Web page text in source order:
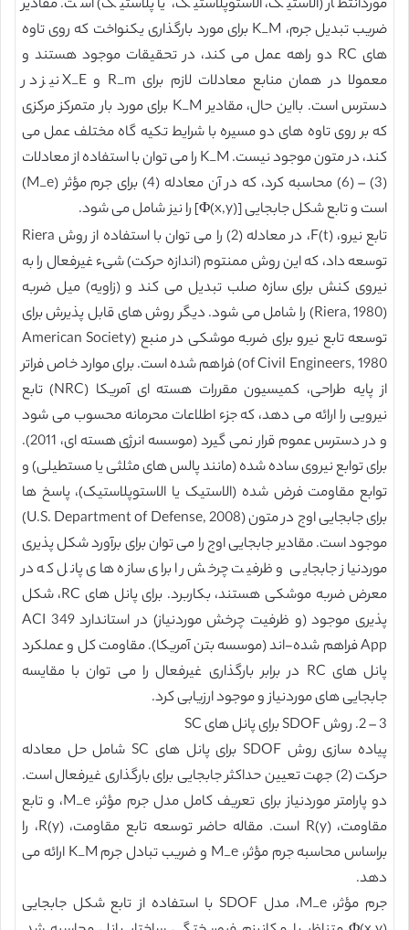
موردانتظار (الاستیک، الاستوپلاستیک، یا پلاستیک) است. مقادیر
ضریب تبدیل جرم، K_M برای مورد بارگذاری یکنواخت که روی تاوه
های RC دو راهه عمل می کند، در تحقیقات موجود هستند و
معمولا در همان منابع معادلات لازم برای R_m و X_E نیز در
دسترس است. بااین حال، مقادیر K_M برای مورد بار متمرکز مرکزی
که بر روی تاوه های دو مسیره با شرایط تکیه گاه مختلف عمل می
کند، در متون موجود نیست. K_M را می توان با استفاده از معادلات
(3) – (6) محاسبه کرد، که در آن معادله (4) برای جرم مؤثر (M_e)
است و تابع شکل جابجایی [Φ(x,y)] را نیز شامل می شود.
تابع نیرو، F(t)، در معادله (2) را می توان با استفاده از روش Riera
توسعه داد، که این روش ممنتوم (اندازه حرکت) شیء غیرفعال را به
نیروی کنش برای سازه صلب تبدیل می کند و (زاویه) میل ضربه
(Riera, 1980) را شامل می شود. دیگر روش های قابل پذیرش برای
توسعه تابع نیرو برای ضربه موشکی در منبع (American Society
of Civil Engineers, 1980) فراهم شده است. برای موارد خاص فراتر
از پایه طراحی، کمیسیون مقررات هسته ای آمریکا (NRC) تابع
نیرویی را ارائه می دهد، که جزء اطلاعات محرمانه محسوب می شود
و در دسترس عموم قرار نمی گیرد (موسسه انرژی هسته ای، 2011).
برای توابع نیروی ساده شده (مانند پالس های مثلثی یا مستطیلی) و
توابع مقاومت فرض شده (الاستیک یا الاستوپلاستیک)، پاسخ ها
برای جابجایی اوج در متون (U.S. Department of Defense, 2008)
موجود است. مقادیر جابجایی اوج را می توان برای برآورد شکل پذیری
موردنیاز جابجایی و ظرفیت چرخش را برای سازه های پانل که در
معرض ضربه موشکی هستند، بکاربرد. برای پانل های RC، شکل
پذیری موجود (و ظرفیت چرخش موردنیاز) در استاندارد ACI 349
App فراهم شده-اند (موسسه بتن آمریکا). مقاومت کل و عملکرد
پانل های RC در برابر بارگذاری غیرفعال را می توان با مقایسه
جابجایی های موردنیاز و موجود ارزیابی کرد.
3 – 2. روش SDOF برای پانل های SC
پیاده سازی روش SDOF برای پانل های SC شامل حل معادله
حرکت (2) جهت تعیین حداکثر جابجایی برای بارگذاری غیرفعال است.
دو پارامتر موردنیاز برای تعریف کامل مدل جرم مؤثر، M_e، و تابع
مقاومت، R(y) است. مقاله حاضر توسعه تابع مقاومت، R(y)، را
براساس محاسبه جرم مؤثر، M_e و ضریب تبادل جرم K_M ارائه می
دهد.
جرم مؤثر، M_e، مدل SDOF با استفاده از تابع شکل جابجایی